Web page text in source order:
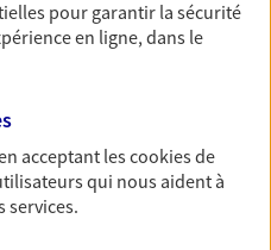
rythme et
chapitre de
expert. Découvrez
pour garantir la sécurité
en ligne, dans le
acceptant lescookiesde
qui nous aident à
services.